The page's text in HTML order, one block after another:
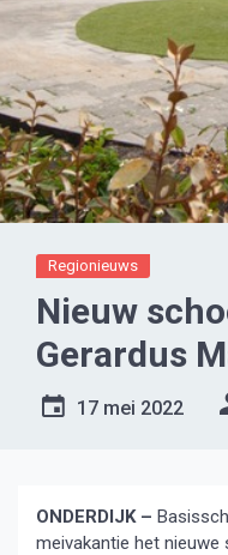
Regionieuws
Nieuw
Gerardus
17 mei 2022
ONDERDIJK –
meivakantie het nieuwe